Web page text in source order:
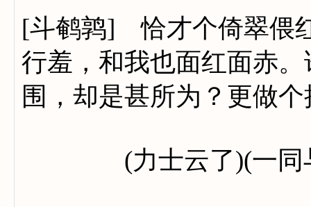
[斗鹌鹑] 恰才个倚翠偎
行羞，和我也面红面赤
围，却是甚所为？更做
(力士云了)(一同与